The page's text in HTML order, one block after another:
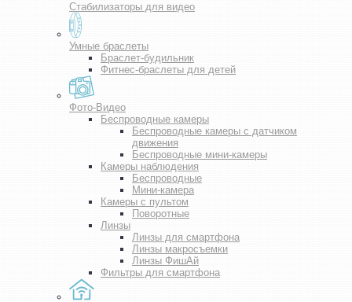
Стабилизаторы для видео
Умные браслеты
Браслет-будильник
Фитнес-браслеты для детей
Фото-Видео
Беспроводные камеры
Беспроводные камеры с датчиком
движения
Беспроводные мини-камеры
Камеры наблюдения
Беспроводные
Мини-камера
Камеры с пультом
Поворотные
Линзы
Линзы для смартфона
Линзы макросъемки
Линзы ФишАй
Фильтры для смартфона